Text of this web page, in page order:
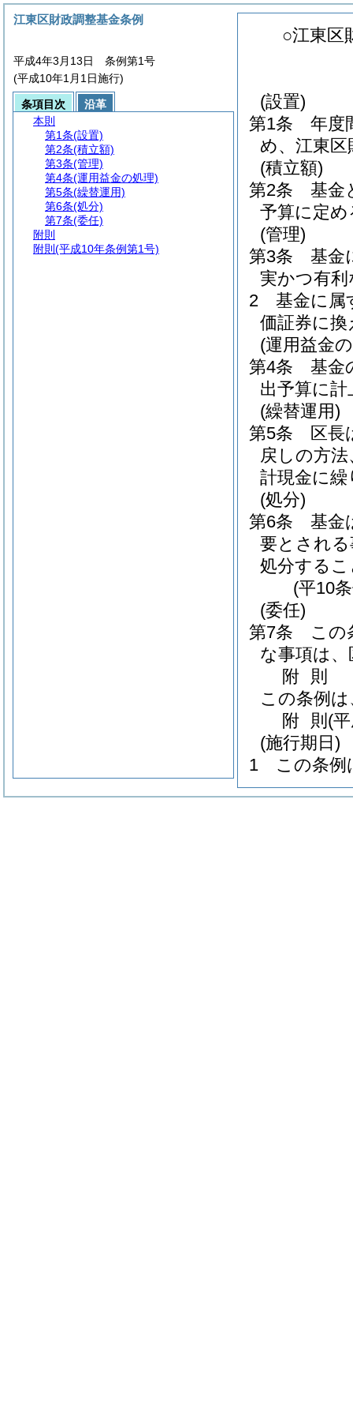
○江東区
(設置)
第1条
年度
め、江東区
(積立額)
第2条
基金
予算に定
(管理)
第3条
基金
実かつ有
2
基金に属
価証券に
(運用益金
第4条
基金
出予算に
(繰替運用)
第5条
区長
戻しの方
計現金に
(処分)
第6条
基金
要とされ
処分する
(平10
(委任)
第7条
この
な事項は
附 則
この条例
附 則 (
(施行期日)
1
この条例
江東区財政調整基金条例
平成4年3月13日 条例第1号
(平成10年1月1日施行)
条項目次
沿革
本則
第1条(設置)
第2条(積立額)
第3条(管理)
第4条(運用益金の処理)
第5条(繰替運用)
第6条(処分)
第7条(委任)
附則
附則 (平成10年条例第1号)